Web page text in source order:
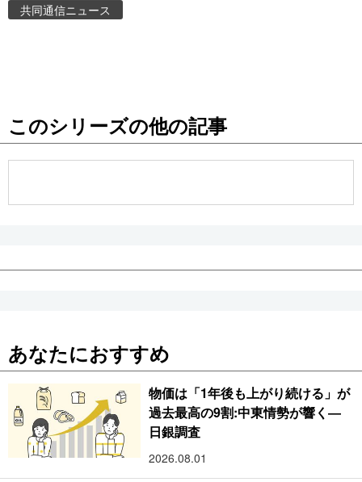
お知らせ
共同通信ニュース
このシリーズの他の記事
あなたにおすすめ
物価は「1年後も上がり続ける」が
過去最高の9割:中東情勢が響く―
日銀調査
2026.08.01